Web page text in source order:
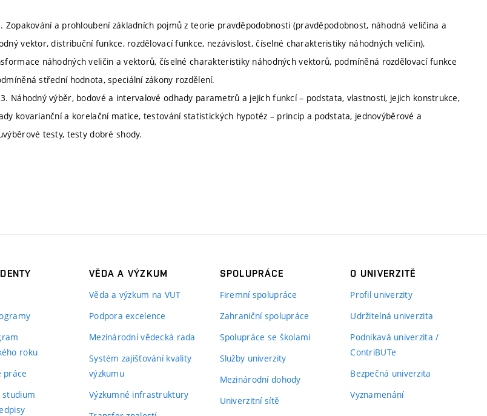
Zopakování a prohloubení základních pojmů z teorie pravděpodobnosti (pravděpodobnost, náhodná veličina a
vektor, distribuční funkce, rozdělovací funkce, nezávislost, číselné charakteristiky náhodných veličin),
náhodných veličin a vektorů, číselné charakteristiky náhodných vektorů, podmíněná rozdělovací funkce
střední hodnota, speciální zákony rozdělení.
Náhodný výběr, bodové a intervalové odhady parametrů a jejich funkcí – podstata, vlastnosti, jejich konstrukce,
kovarianční a korelační matice, testování statistických hypotéz – princip a podstata, jednovýběrové a
testy, testy dobré shody.
roku
práce
studium
VĚDA A VÝZKUM
Věda a výzkum na VUT
Podpora excelence
Mezinárodní vědecká rada
Systém zajišťování kvality
výzkumu
Výzkumné infrastruktury
SPOLUPRÁCE
Firemní spolupráce
Zahraniční spolupráce
Spolupráce se školami
Služby univerzity
Mezinárodní dohody
Univerzitní sítě
O UNIVERZITĚ
Profil univerzity
Udržitelná univerzita
Podnikavá univerzita /
ContriBUTe
Bezpečná univerzita
Vyznamenání